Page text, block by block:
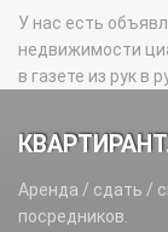
У нас есть
недвижимости
в газете из рук в
Аренда / сдать /
посредников.